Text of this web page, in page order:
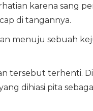
karena sang
di tangannya.
menuju sebuah
tersebut terhenti.
dihiasi pita